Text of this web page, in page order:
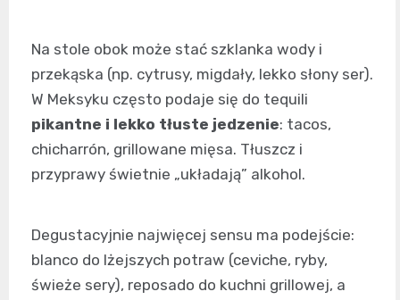
Na stole obok może stać szklanka wody i
przekąska (np. cytrusy, migdały, lekko słony ser).
W Meksyku często podaje się do tequili
pikantne i lekko tłuste jedzenie: tacos,
chicharrón, grillowane mięsa. Tłuszcz i
przyprawy świetnie „układają” alkohol.
Degustacyjnie najwięcej sensu ma podejście:
blanco do lżejszych potraw (ceviche, ryby,
świeże sery), reposado do kuchni grillowej, a